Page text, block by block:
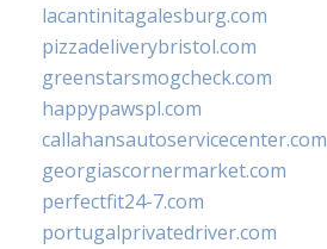
lacantinitagalesburg.com
pizzadeliverybristol.com
greenstarsmogcheck.com
happypawspl.com
callahansautoservicecenter.com
georgiascornermarket.com
perfectfit24-7.com
portugalprivatedriver.com